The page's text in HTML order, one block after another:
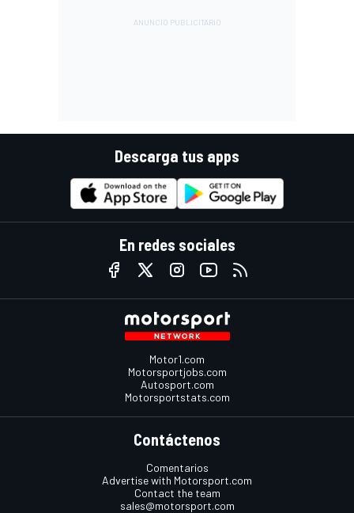
Descarga tus apps
En redes sociales
Motor1.com
Motorsportjobs.com
Autosport.com
Motorsportstats.com
Contáctenos
Comentarios
Advertise with Motorsport.com
Contact the team
sales@motorsport.com